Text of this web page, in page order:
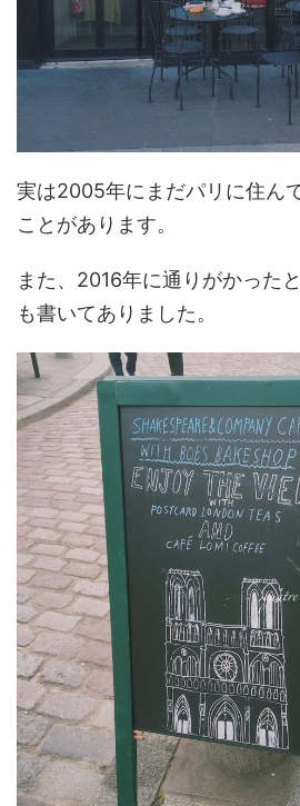
実は2005年にまだパリに住ん
ことがあります。
また、2016年に通りがかった
も書いてありました。